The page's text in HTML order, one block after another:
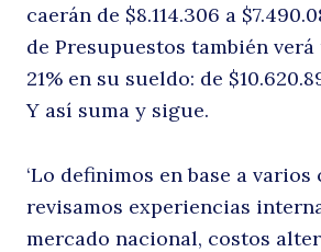
caerán de $8.114.306 a
de Presupuestos también verá
21% en su sueldo: de
Y así suma y sigue.
‘Lo definimos en base a
revisamos experiencias
mercado nacional, costos